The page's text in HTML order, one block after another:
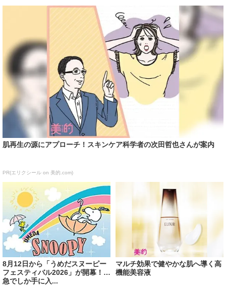
肌再生の源にアプローチ！スキンケア科学者の次田哲也さんが案内
PR(エリクシール on 美的.com)
8月12日から「うめだスヌーピー
フェスティバル2026」が開幕！阪
急でしか手に入...
マルチ効果で健やかな肌へ導く高
機能美容液